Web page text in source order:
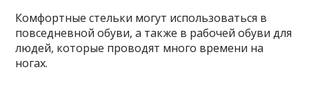
Комфортные стельки могут использоваться в
повседневной обуви, а также в рабочей обуви для
людей, которые проводят много времени на
ногах.